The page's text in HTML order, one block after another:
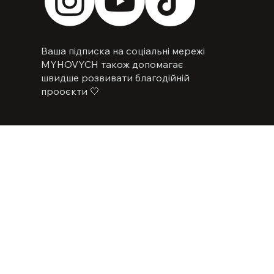
Ваша підписка на соціальні мережі
MYHOVYCH також допомагає
швидше розвивати благодійній
прооєкти 🤍